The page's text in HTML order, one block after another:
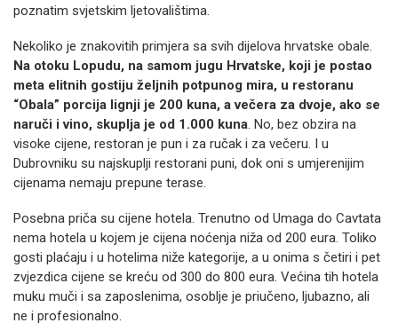
poznatim svjetskim ljetovalištima.
Nekoliko je znakovitih primjera sa svih dijelova hrvatske obale.
Na otoku Lopudu, na samom jugu Hrvatske, koji je postao
meta elitnih gostiju željnih potpunog mira, u restoranu
“Obala” porcija lignji je 200 kuna, a večera za dvoje, ako se
naruči i vino, skuplja je od 1.000 kuna. No, bez obzira na
visoke cijene, restoran je pun i za ručak i za večeru. I u
Dubrovniku su najskuplji restorani puni, dok oni s umjerenijim
cijenama nemaju prepune terase.
Posebna priča su cijene hotela. Trenutno od Umaga do Cavtata
nema hotela u kojem je cijena noćenja niža od 200 eura. Toliko
gosti plaćaju i u hotelima niže kategorije, a u onima s četiri i pet
zvjezdica cijene se kreću od 300 do 800 eura. Većina tih hotela
muku muči i sa zaposlenima, osoblje je priučeno, ljubazno, ali
ne i profesionalno.